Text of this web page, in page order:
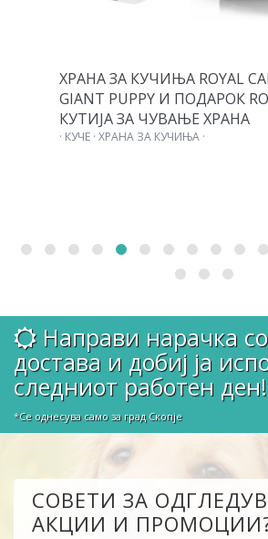
ХРАНА ЗА КУЧИЊА ROYAL
GIANT PUPPY И ПОДАРОК
КУТИЈА ЗА ЧУВАЊЕ ХРАНА
· КУЧЕ · ХРАНА ЗА КУЧИЊА ·
Направи нарачка
достава и добиј ја
следниот работен ден!
*Се однесува само за град Скопје
СОВЕТИ ЗА
АКЦИИ И